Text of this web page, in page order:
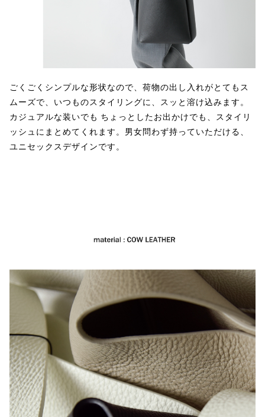
ごくごくシンプルな形状なので、荷物の出し入れがとてもス
ムーズで、いつものスタイリングに、スッと溶け込みます。
カジュアルな装いでも ちょっとしたお出かけでも、スタイリ
ッシュにまとめてくれます。男女問わず持っていただける、
ユニセックスデザインです。